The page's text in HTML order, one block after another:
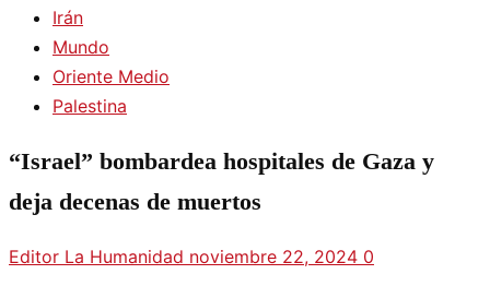
Irán
Mundo
Oriente Medio
Palestina
“Israel” bombardea hospitales de Gaza y
deja decenas de muertos
Editor La Humanidad noviembre 22, 2024 0